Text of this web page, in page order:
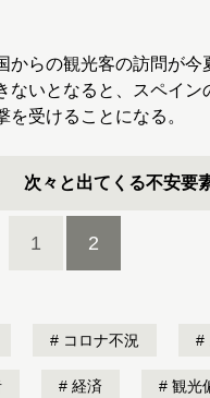
らの観光客の訪問が今
ないとなると、スペイン
を受けることになる。
次々と出てくる不安要
1 2
コロナ不況
経済 観光